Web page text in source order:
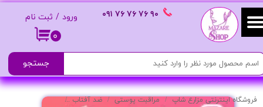
۰
ورود / ثبت نام
حساب کاربری من
تغییر گذر واژه
سفارشات
٩٠ ٧۶ ٧۶ ٧۶ ٠٩١
جستجو
فروشگاه اینترنتی مزارع شاپ مراقبت پوستی ضد آفتاب ضد آفتاب صورت